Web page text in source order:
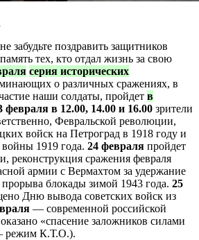
забудьте поздравить защитников
тех, кто отдал жизнь за свою
серия исторических
о различных сражениях, в
наши солдаты, пройдет в
февраля в 12.00, 14.00 и 16.00 зрители
Февральской революции,
войск на Петроград в 1918 году и
1919 года. 24 февраля пройдет
реконструкция сражения февраля
армии с Вермахтом за удержание
блокады зимой 1943 года. 25
Дню вывода советских войск из
— современной российской
«спасение заложников силами
К.Т.О.).